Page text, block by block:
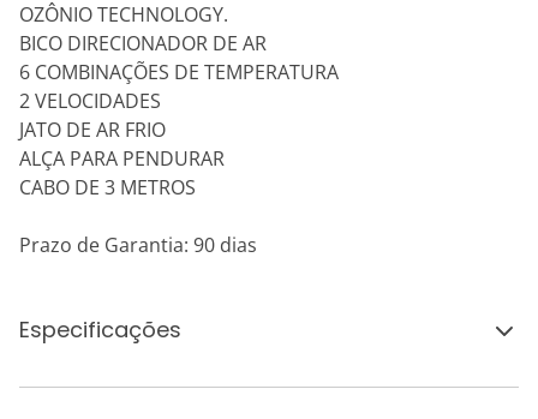
OZÔNIO TECHNOLOGY.
BICO DIRECIONADOR DE AR
6 COMBINAÇÕES DE TEMPERATURA
2 VELOCIDADES
JATO DE AR FRIO
ALÇA PARA PENDURAR
CABO DE 3 METROS
Prazo de Garantia: 90 dias
Especificações